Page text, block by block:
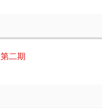
第二期